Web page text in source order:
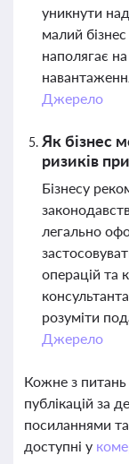
уникнути
малий
наполягає
Джерело
Як бізнес
ризиків
Бізнесу
легально
операцій та
розуміти
Джерело
Кожне з
публікацій за
посиланнями
доступні у